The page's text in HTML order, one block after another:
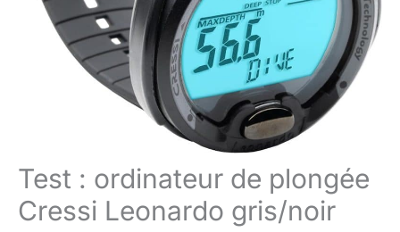
Test : ordinateur de plongée
Cressi Leonardo gris/noir